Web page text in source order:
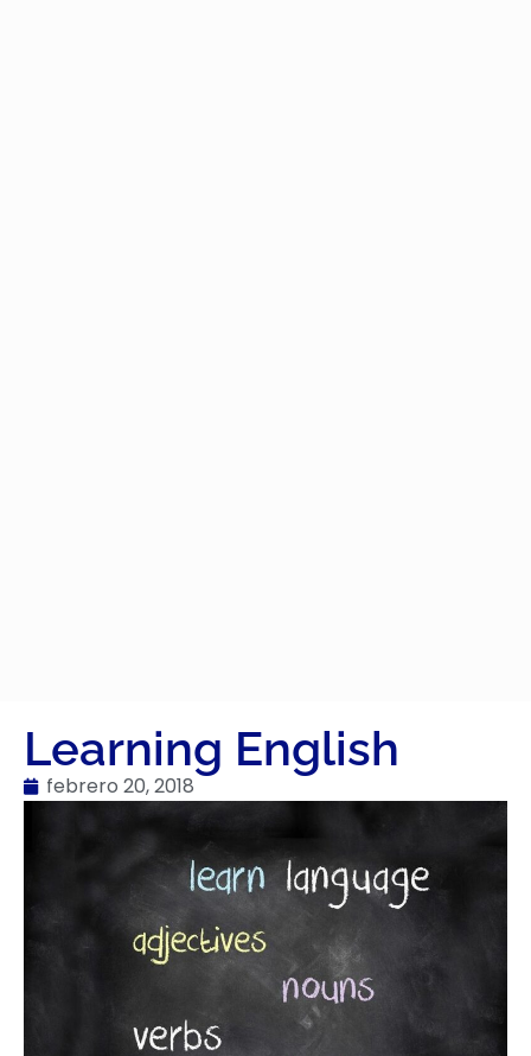
Learning English
febrero 20, 2018